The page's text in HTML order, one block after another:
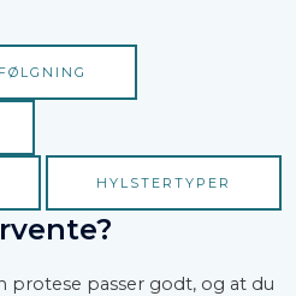
HYLSTERTYPER
protese passer godt, og at du